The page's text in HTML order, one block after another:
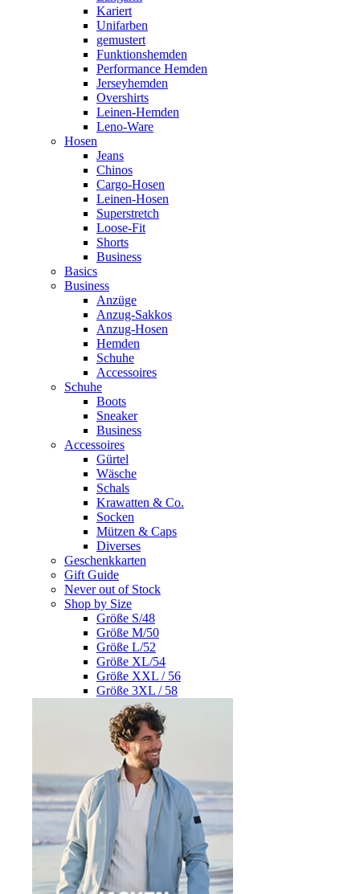
Kariert
Unifarben
gemustert
Funktionshemden
Performance Hemden
Jerseyhemden
Overshirts
Leinen-Hemden
Leno-Ware
Hosen
Jeans
Chinos
Cargo-Hosen
Leinen-Hosen
Superstretch
Loose-Fit
Shorts
Business
Basics
Business
Anzüge
Anzug-Sakkos
Anzug-Hosen
Hemden
Schuhe
Accessoires
Schuhe
Boots
Sneaker
Business
Accessoires
Gürtel
Wäsche
Schals
Krawatten & Co.
Socken
Mützen & Caps
Diverses
Geschenkkarten
Gift Guide
Never out of Stock
Shop by Size
Größe S/48
Größe M/50
Größe L/52
Größe XL/54
Größe XXL / 56
Größe 3XL / 58